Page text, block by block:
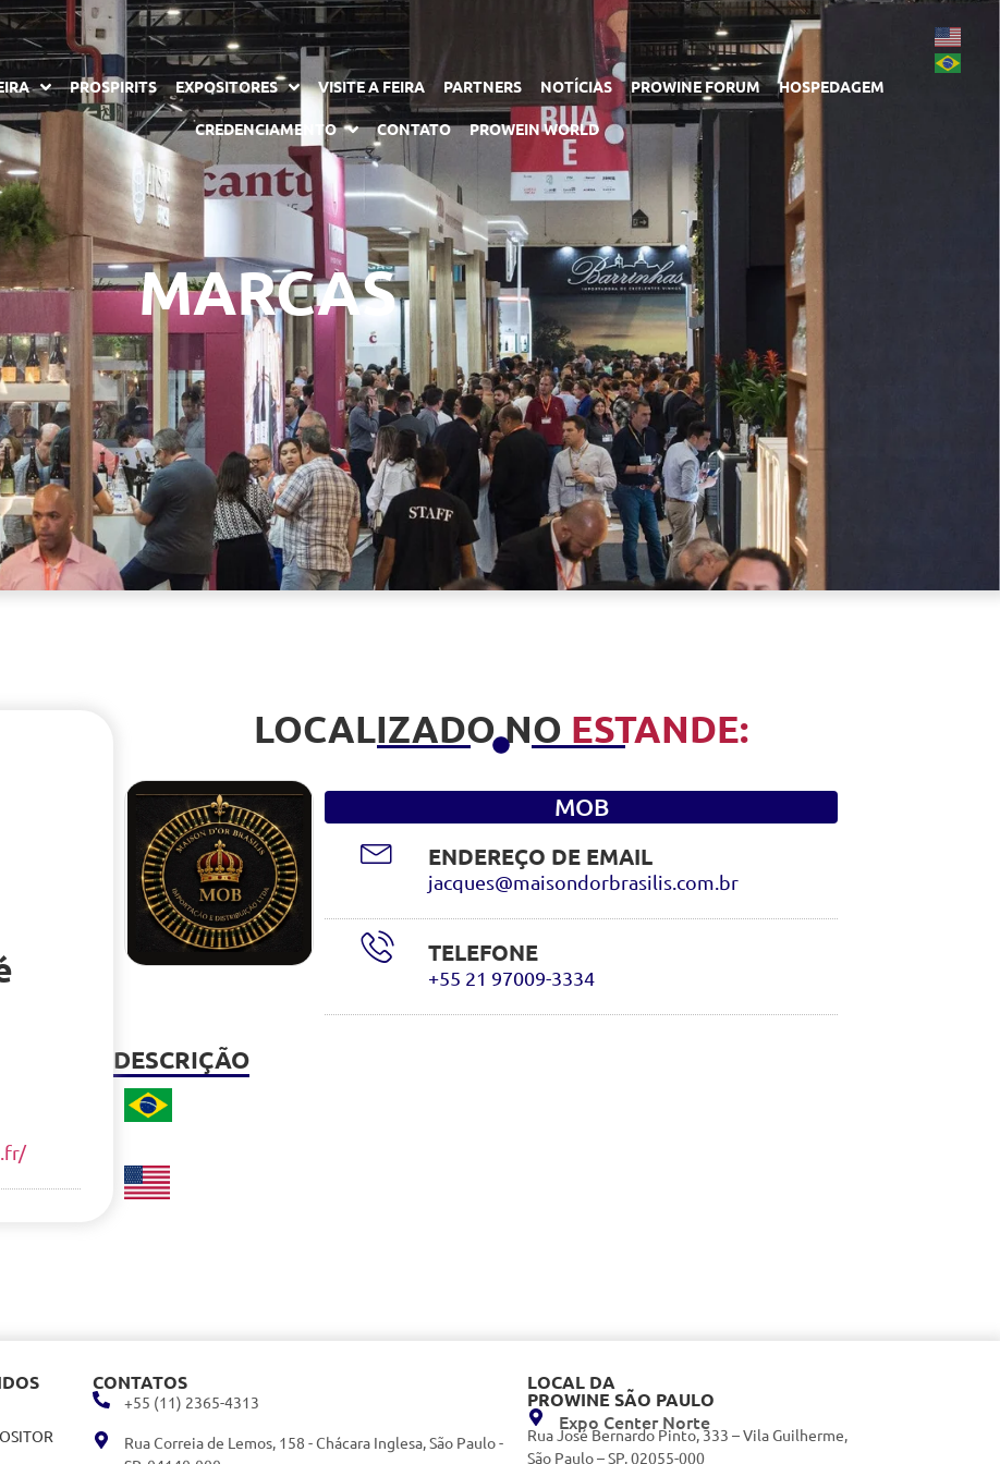
PROSPIRITS EXPOSITORES VISITE A FEIRA PARTNERS NOTÍCIAS PROWINE FORUM HOSPEDAGEM
CREDENCIAMENTO CONTATO PROWEIN WORLD
MARCAS
LOCALIZADO NO ESTANDE:
MOB
ENDEREÇO DE EMAIL
jacques@maisondorbrasilis.com.br
TELEFONE
+55 21 97009-3334
DESCRIÇÃO
+55 (11) 2365-4313
Rua Correia de Lemos, 158 - Chácara Inglesa, São Paulo -
CONTATOS LOCAL DA
PROWINE SÃO PAULO
Expo Center Norte
Rua José Bernardo Pinto, 333 – Vila Guilherme,
São Paulo – SP, 02055-000